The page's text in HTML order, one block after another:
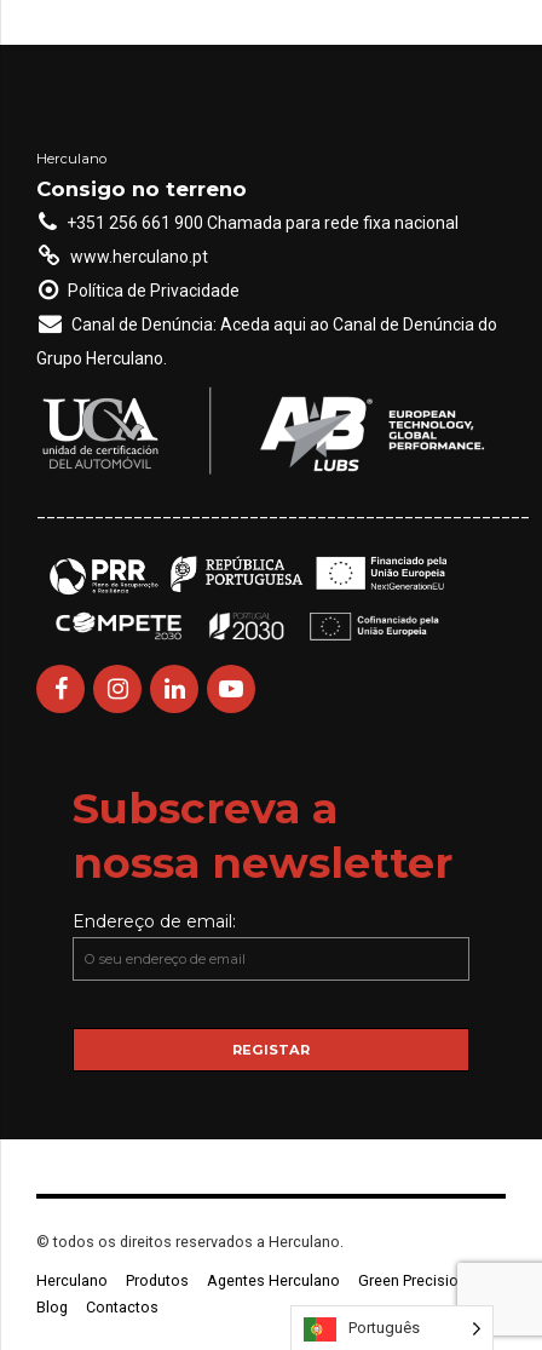
Herculano
Consigo no terreno
+351 256 661 900 Chamada para rede fixa nacional
www.herculano.pt
Política de Privacidade
Canal de Denúncia: Aceda aqui ao Canal de Denúncia do
Grupo Herculano.
Subscreva a
nossa newsletter
Endereço de email:
© todos os direitos reservados a Herculano.
Herculano Produtos Agentes Herculano
Green Precision
Blog
Contactos
Português